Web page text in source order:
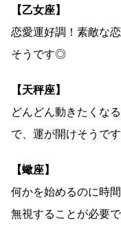
【乙女座】
恋愛運好調！素敵な
そうです◎
【天秤座】
どんどん動きたくな
で、運が開けそうで
【蠍座】
何かを始めるのに時
無視することが必要で